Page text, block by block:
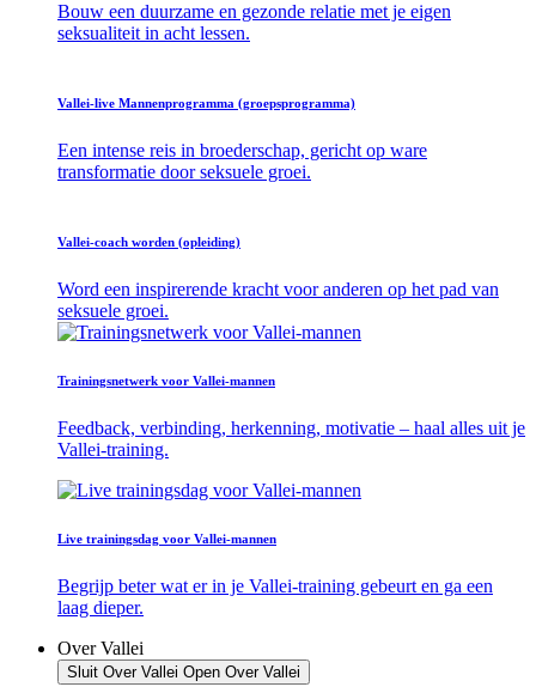
Bouw een duurzame en gezonde relatie met je eigen
seksualiteit in acht lessen.
Vallei-live Mannenprogramma (groepsprogramma)
Een intense reis in broederschap, gericht op ware
transformatie door seksuele groei.
Vallei-coach worden (opleiding)
Word een inspirerende kracht voor anderen op het pad van
seksuele groei.
Trainingsnetwerk voor Vallei-mannen
Feedback, verbinding, herkenning, motivatie – haal alles uit je
Vallei-training.
Live trainingsdag voor Vallei-mannen
Begrijp beter wat er in je Vallei-training gebeurt en ga een
laag dieper.
Over Vallei
Sluit Over Vallei Open Over Vallei